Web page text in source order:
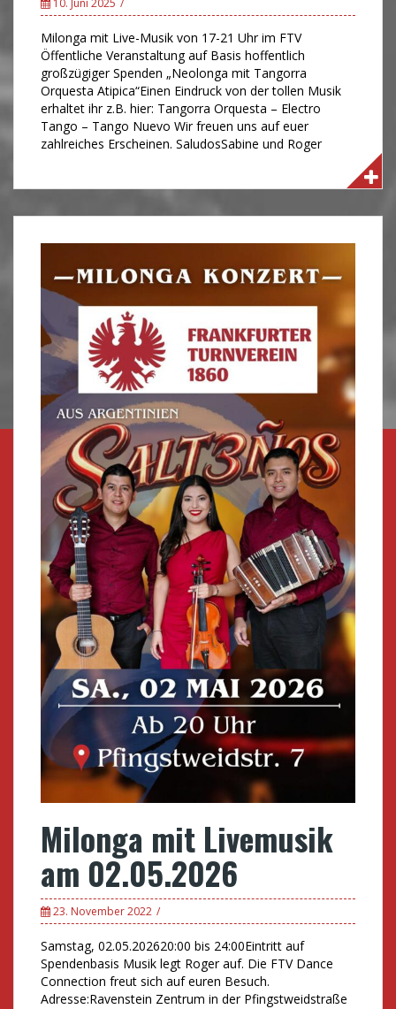
10. Juni 2025
Milonga mit Live-Musik von 17-21 Uhr im FTV
Öffentliche Veranstaltung auf Basis hoffentlich
großzügiger Spenden „Neolonga mit Tangorra
Orquesta Atipica“Einen Eindruck von der tollen Musik
erhaltet ihr z.B. hier: Tangorra Orquesta – Electro
Tango – Tango Nuevo Wir freuen uns auf euer
zahlreiches Erscheinen. SaludosSabine und Roger
Milonga mit Livemusik
am 02.05.2026
23. November 2022
Samstag, 02.05.202620:00 bis 24:00Eintritt auf
Spendenbasis Musik legt Roger auf. Die FTV Dance
Connection freut sich auf euren Besuch.
Adresse:Ravenstein Zentrum in der Pfingstweidstraße